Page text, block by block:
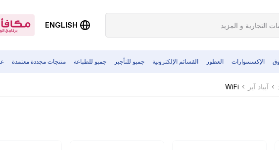
ENGLISH
الإكسسوارات العطور القسائم الإلكترونية جمبو للتأجير جمبو للطباعة منتجات مجددة معتمدة
آيباد آير WiFi